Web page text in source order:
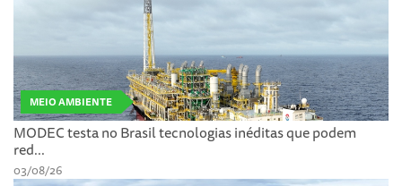
MEIO AMBIENTE
MODEC testa no Brasil tecnologias inéditas que podem
red...
03/08/26